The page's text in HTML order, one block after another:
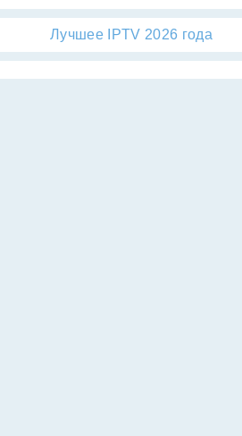
Лучшее IPTV 2026 года